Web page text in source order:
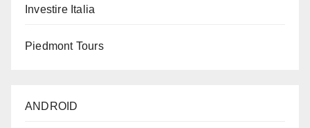
Investire Italia
Piedmont Tours
ANDROID